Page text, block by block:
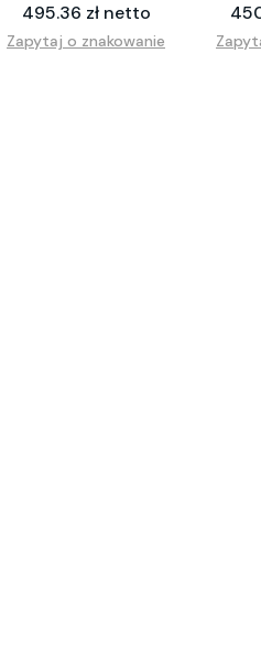
495.36 zł netto
Zapytaj o znakowanie